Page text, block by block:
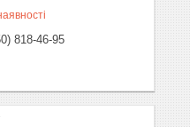
818-46-95